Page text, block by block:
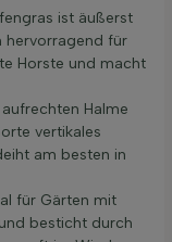
ist äußerst
hervorragend für
Horste und macht
Halme
vertikales
am besten in
für Gärten mit
besticht durch